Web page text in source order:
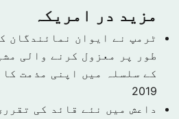
مزید در امريكہ
ٹرمپ نے ایوان نمائندگان
طور پر معزول کرنے والی
کے سلسلہ میں اپنی مذمت کا
2019
داعش میں نئے قائد کی